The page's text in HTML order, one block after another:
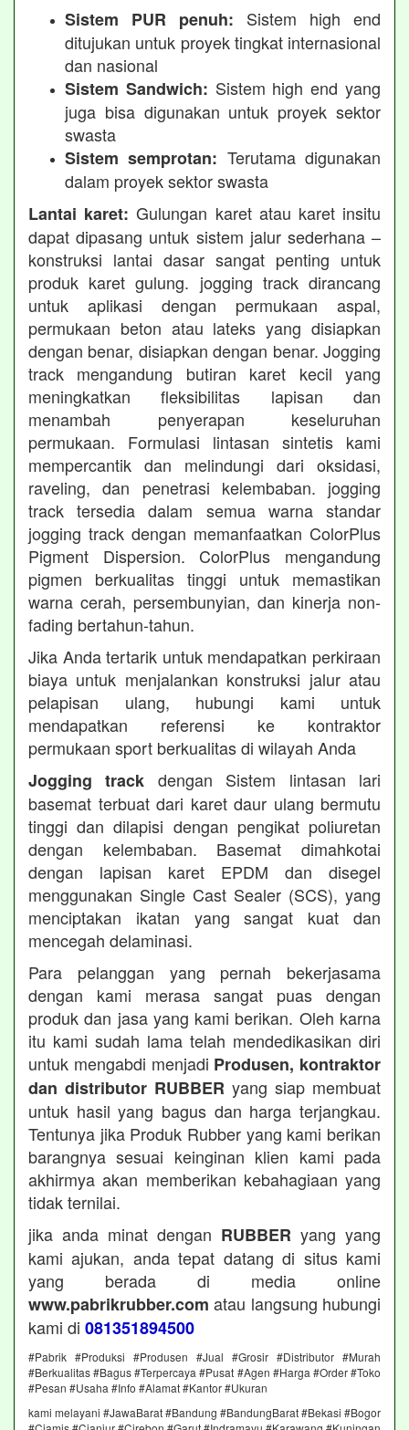
Sistem PUR penuh: Sistem high end
ditujukan untuk proyek tingkat internasional
dan nasional
Sistem Sandwich: Sistem high end yang
juga bisa digunakan untuk proyek sektor
swasta
Sistem semprotan: Terutama digunakan
dalam proyek sektor swasta
Lantai karet: Gulungan karet atau karet insitu
dapat dipasang untuk sistem jalur sederhana –
konstruksi lantai dasar sangat penting untuk
produk karet gulung. jogging track dirancang
untuk aplikasi dengan permukaan aspal,
permukaan beton atau lateks yang disiapkan
dengan benar, disiapkan dengan benar. Jogging
track mengandung butiran karet kecil yang
meningkatkan fleksibilitas lapisan dan
menambah penyerapan keseluruhan
permukaan. Formulasi lintasan sintetis kami
mempercantik dan melindungi dari oksidasi,
raveling, dan penetrasi kelembaban. jogging
track tersedia dalam semua warna standar
jogging track dengan memanfaatkan ColorPlus
Pigment Dispersion. ColorPlus mengandung
pigmen berkualitas tinggi untuk memastikan
warna cerah, persembunyian, dan kinerja non-
fading bertahun-tahun.
Jika Anda tertarik untuk mendapatkan perkiraan
biaya untuk menjalankan konstruksi jalur atau
pelapisan ulang, hubungi kami untuk
mendapatkan referensi ke kontraktor
permukaan sport berkualitas di wilayah Anda
Jogging track dengan Sistem lintasan lari
basemat terbuat dari karet daur ulang bermutu
tinggi dan dilapisi dengan pengikat poliuretan
dengan kelembaban. Basemat dimahkotai
dengan lapisan karet EPDM dan disegel
menggunakan Single Cast Sealer (SCS), yang
menciptakan ikatan yang sangat kuat dan
mencegah delaminasi.
Para pelanggan yang pernah bekerjasama
dengan kami merasa sangat puas dengan
produk dan jasa yang kami berikan. Oleh karna
itu kami sudah lama telah mendedikasikan diri
untuk mengabdi menjadi Produsen, kontraktor
dan distributor RUBBER yang siap membuat
untuk hasil yang bagus dan harga terjangkau.
Tentunya jika Produk Rubber yang kami berikan
barangnya sesuai keinginan klien kami pada
akhirmya akan memberikan kebahagiaan yang
tidak ternilai.
jika anda minat dengan RUBBER yang yang
kami ajukan, anda tepat datang di situs kami
yang berada di media online
www.pabrikrubber.com atau langsung hubungi
kami di 081351894500
#Pabrik #Produksi #Produsen #Jual #Grosir #Distributor #Murah
#Berkualitas #Bagus #Terpercaya #Pusat #Agen #Harga #Order #Toko
#Pesan #Usaha #Info #Alamat #Kantor #Ukuran
kami melayani #JawaBarat #Bandung #BandungBarat #Bekasi #Bogor